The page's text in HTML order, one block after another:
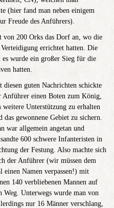
(hier fand man neben einigem
Freude des Anführers).
von 200 Orks das Dorf an, wo die
errichtet hatten. Die
es wurde ein großer Sieg für die
hatten.
diesen guten Nachrichten schickte
Anführer einen Boten zum König,
weitere Unterstützung zu erhalten
das gewonnene Gebiet zu sichern.
war allgemein angetan und
600 schwere Infanteristen in
der Festung. Also machte sich
der Anführer (wir müssen dem
einen Namen verpassen!) mit
140 verbliebenen Mannen auf
Weg. Unterwegs wurde man von
nur 16 Männer verschlang,